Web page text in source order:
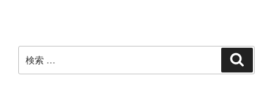
シ
ョ
索: